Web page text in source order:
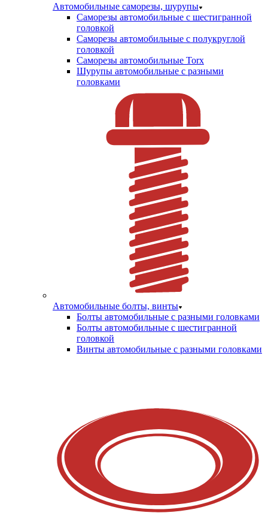
Автомобильные саморезы, шурупы
Саморезы автомобильные с шестигранной
головкой
Саморезы автомобильные с полукруглой
головкой
Саморезы автомобильные Torx
Шурупы автомобильные с разными
головками
Автомобильные болты, винты
Болты автомобильные с разными головками
Болты автомобильные с шестигранной
головкой
Винты автомобильные с разными головками